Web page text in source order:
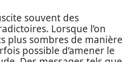
souvent des
Lorsque l’on
plus sombres de manière
possible d’amener le